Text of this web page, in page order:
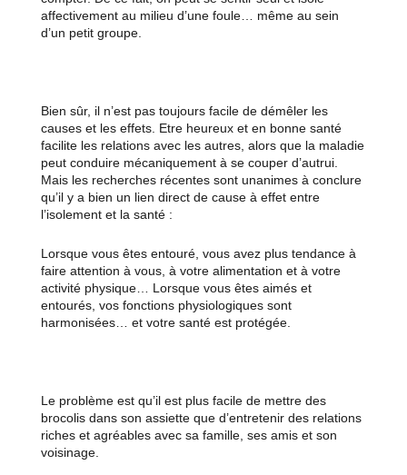
affectivement au milieu d’une foule… même au sein
d’un petit groupe.
Bien sûr, il n’est pas toujours facile de démêler les
causes et les effets. Etre heureux et en bonne santé
facilite les relations avec les autres, alors que la maladie
peut conduire mécaniquement à se couper d’autrui.
Mais les recherches récentes sont unanimes à conclure
qu’il y a bien un lien direct de cause à effet entre
l’isolement et la santé :
Lorsque vous êtes entouré, vous avez plus tendance à
faire attention à vous, à votre alimentation et à votre
activité physique… Lorsque vous êtes aimés et
entourés, vos fonctions physiologiques sont
harmonisées… et votre santé est protégée.
Le problème est qu’il est plus facile de mettre des
brocolis dans son assiette que d’entretenir des relations
riches et agréables avec sa famille, ses amis et son
voisinage.